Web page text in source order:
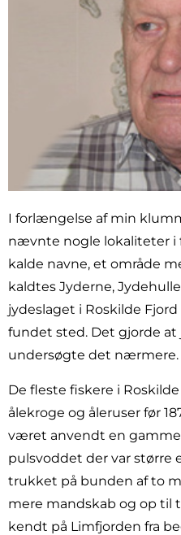
I forlængelse af min
nævnte nogle lokaliteter i
kalde navne, et område
kaldtes Jyderne,
jydeslaget i Roskilde
fundet sted. Det gjorde
undersøgte det nærmere.
De fleste fiskere i
ålekroge og åleruser før
været anvendt en
pulsvoddet der var større
trukket på bunden af to
mere mandskab og op til
kendt på Limfjorden fra